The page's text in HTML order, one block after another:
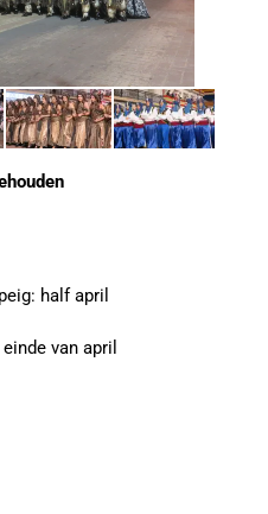
half april
van april